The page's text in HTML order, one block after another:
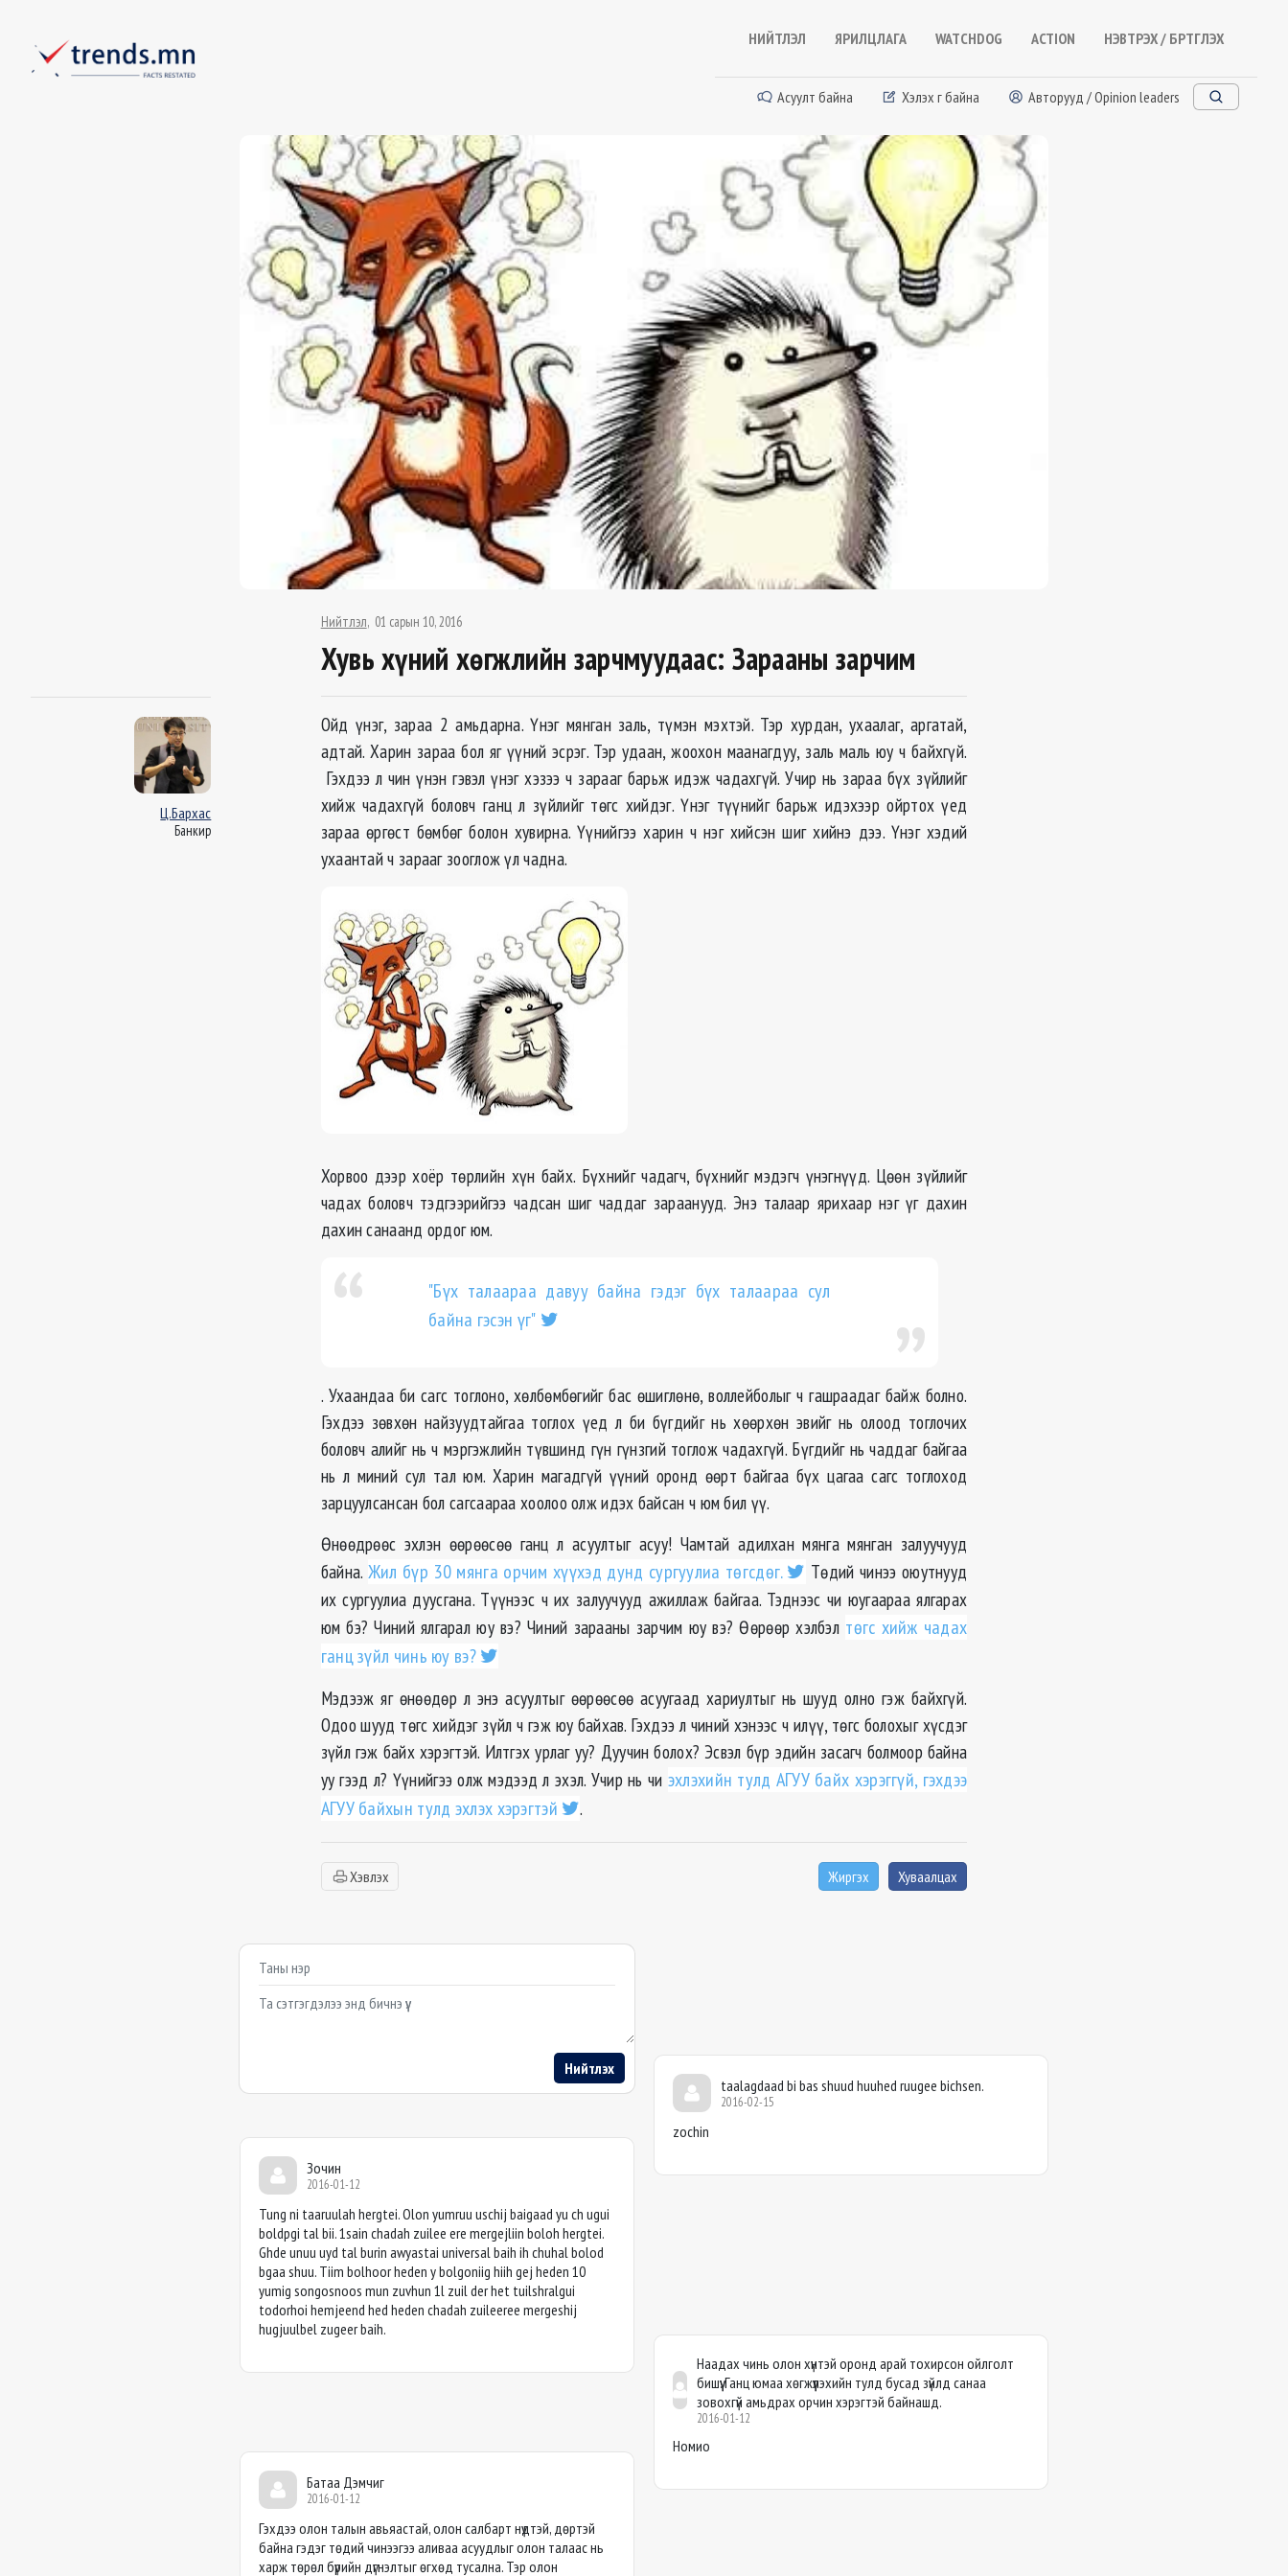
НИЙТЛЭЛ ЯРИЛЦЛАГА WATCHDOG ACTION НЭВТРЭХ / БҮРТГҮҮЛЭХ
Асуулт байна Хэлэх үг байна Авторууд / Opinion leaders
Нийтлэл 01 сарын 10, 2016
Хувь хүний хөгжлийн зарчмуудаас: Зарааны зарчим
Ц.Бархас
Банкир
Ойд үнэг, зараа 2 амьдарна. Үнэг мянган заль, түмэн мэхтэй. Тэр хурдан, ухаалаг, аргатай,
адтай. Харин зараа бол яг үүний эсрэг. Тэр удаан, жоохон маанагдуу, заль маль юу ч байхгүй.
Гэхдээ л чин үнэн гэвэл үнэг хэзээ ч зарааг барьж идэж чадахгүй. Учир нь зараа бүх зүйлийг
хийж чадахгүй боловч ганц л зүйлийг төгс хийдэг. Үнэг түүнийг барьж идэхээр ойртох үед
зараа өргөст бөмбөг болон хувирна. Үүнийгээ харин ч нэг хийсэн шиг хийнэ дээ. Үнэг хэдий
ухаантай ч зарааг зооглож үл чадна.
Хорвоо дээр хоёр төрлийн хүн байх. Бүхнийг чадагч, бүхнийг мэдэгч үнэгнүүд. Цөөн зүйлийг
чадах боловч тэдгээрийгээ чадсан шиг чаддаг зараанууд. Энэ талаар ярихаар нэг үг дахин
дахин санаанд ордог юм.
"Бүх талаараа давуу байна гэдэг бүх талаараа сул
байна гэсэн үг"
. Ухаандаа би сагс тоглоно, хөлбөмбөгийг бас өшиглөнө, воллейболыг ч гашраадаг байж болно.
Гэхдээ зөвхөн найзуудтайгаа тоглох үед л би бүгдийг нь хөөрхөн эвийг нь олоод тоглочих
боловч алийг нь ч мэргэжлийн түвшинд гүн гүнзгий тоглож чадахгүй. Бүгдийг нь чаддаг байгаа
нь л миний сул тал юм. Харин магадгүй үүний оронд өөрт байгаа бүх цагаа сагс тоглоход
зарцуулсансан бол сагсаараа хоолоо олж идэх байсан ч юм бил үү.
Өнөөдрөөс эхлэн өөрөөсөө ганц л асуултыг асуу! Чамтай адилхан мянга мянган залуучууд
байна. Жил бүр 30 мянга орчим хүүхэд дунд сургуулиа төгсдөг.
Төдий чинээ оюутнууд
их сургуулиа дуусгана. Түүнээс ч их залуучууд ажиллаж байгаа. Тэднээс чи юугаараа ялгарах
юм бэ? Чиний ялгарал юу вэ? Чиний зарааны зарчим юу вэ? Өөрөөр хэлбэл төгс хийж чадах
ганц зүйл чинь юу вэ?
Мэдээж яг өнөөдөр л энэ асуултыг өөрөөсөө асуугаад хариултыг нь шууд олно гэж байхгүй.
Одоо шууд төгс хийдэг зүйл ч гэж юу байхав. Гэхдээ л чиний хэнээс ч илүү, төгс болохыг хүсдэг
зүйл гэж байх хэрэгтэй. Илтгэх урлаг уу? Дуучин болох? Эсвэл бүр эдийн засагч болмоор байна
уу гээд л? Үүнийгээ олж мэдээд л эхэл. Учир нь чи эхлэхийн тулд АГУУ байх хэрэггүй, гэхдээ
АГУУ байхын тулд эхлэх хэрэгтэй
.
Хэвлэх Жиргэх Хуваалцах
Сэтгэгдэл бичих
Example textarea
Нийтлэх
taalagdaad bi bas shuud huuhed ruugee bichsen.
2016-02-15
zochin
Зочин
2016-01-12
Tung ni taaruulah hergtei. Olon yumruu uschij baigaad yu ch ugui
boldpgi tal bii. 1sain chadah zuilee ere mergejliin boloh hergtei.
Ghde unuu uyd tal burin awyastai universal baih ih chuhal bolod
bgaa shuu. Tiim bolhoor heden y bolgoniig hiih gej heden 10
yumig songosnoos mun zuvhun 1l zuil der het tuilshralgui
todorhoi hemjeend hed heden chadah zuileeree mergeshij
hugjuulbel zugeer baih.
Наадах чинь олон хүнтэй оронд арай тохирсон ойлголт
бишүү. Ганц юмаа хөгжүүлэхийн тулд бусад зүйлд санаа
зовохгүй амьдрах орчин хэрэгтэй байнашд.
2016-01-12
Номио
Батаа Дэмчиг
2016-01-12
Гэхдээ олон талын авьяастай, олон салбарт нүдтэй, дөртэй
байна гэдэг төдий чинээгээ аливаа асуудлыг олон талаас нь
харж төрөл бүрийн дүгнэлтыг өгхөд тусална. Тэр олон